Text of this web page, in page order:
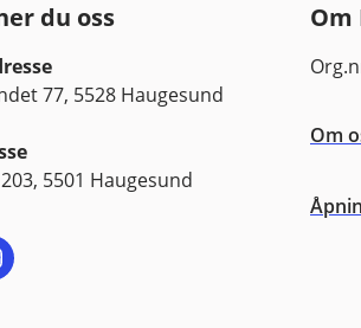
du oss
77, 5528 Haugesund
5501 Haugesund
Om
Om